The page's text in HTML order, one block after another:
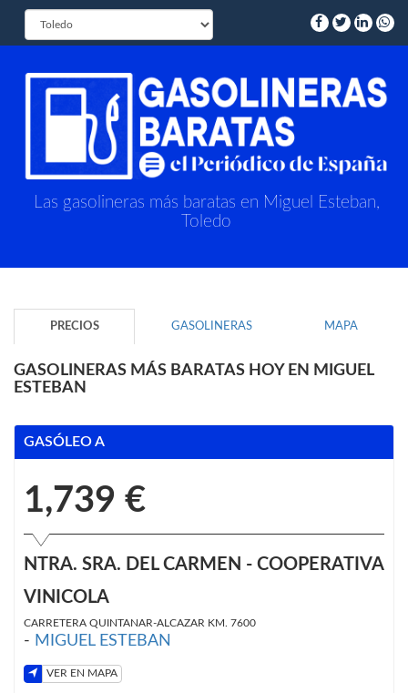
Las gasolineras más baratas en Miguel Esteban,
Toledo
PRECIOS GASOLINERAS MAPA
GASOLINERAS MÁS BARATAS HOY EN MIGUEL
ESTEBAN
GASÓLEO A
1,739 €
NTRA. SRA. DEL CARMEN - COOPERATIVA
VINICOLA
CARRETERA QUINTANAR-ALCAZAR KM. 7600
- MIGUEL ESTEBAN
VER EN MAPA